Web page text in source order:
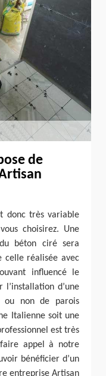
de
donc très variable
choisirez. Une
béton ciré sera
celle réalisée avec
influencé le
d’une
ou non de parois
Italienne soit une
est très
faire appel à notre
bénéficier d’un
entreprise Artisan